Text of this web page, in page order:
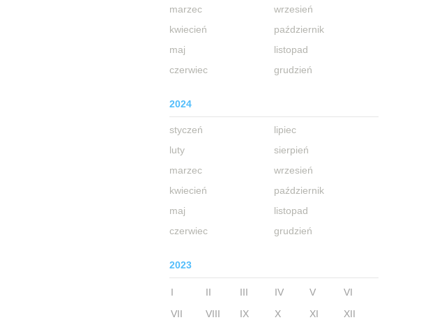
marzec
kwiecień
maj
czerwiec
wrzesień
październik
listopad
grudzień
2024
styczeń
luty
marzec
kwiecień
maj
czerwiec
lipiec
sierpień
wrzesień
październik
listopad
grudzień
2023
I II III IV V
VI
VII
VIII IX X XI XII